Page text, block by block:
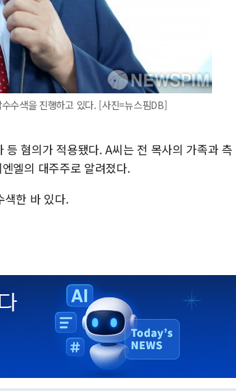
수색을 진행하고 있다. [사진=뉴스핌DB]
혐의가 적용됐다. A씨는 전 목사의 가족과 측
엘의 대주주로 알려졌다.
색한 바 있다.